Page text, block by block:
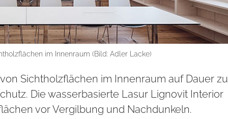
im Innenraum (Bild: Adler Lacke)
Sichtholzflächen im Innenraum auf Dauer zu
Die wasserbasierte Lasur Lignovit Interior
vor Vergilbung und Nachdunkeln.